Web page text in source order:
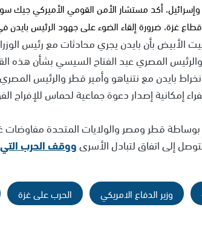
غزة، ضرورة إلقاء الضوء على جهود الرئيس بايدن
الأبيض بأن بايدن يجري محادثات مع رئيس
المصري عبد الفتاح السيسي بشأن هذه
بايدن مع نتنياهو وأمير قطر والرئيس
إمكانية إصدار دعوة جماعية لحماس
قطر ومصر والولايات المتحدة مفاوضات
إلى اتفاق لتبادل الأسرىووقف الحرب التي
وزير الدفاع الامريكي الحرب على غزة